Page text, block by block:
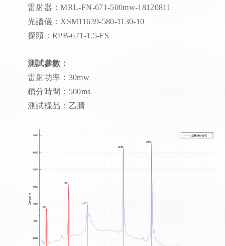
雷射器：MRL-FN-671-500mw-18120811
光譜儀：XSM11639-580-1130-10
探頭：RPB-671-1.5-FS
測試參數：
雷射功率：30mw
積分時間：500ms
測試樣品：乙腈